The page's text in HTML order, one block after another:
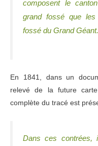
composent le
grand fossé que
fossé du Grand Géant.
En 1841, dans un
relevé de la future carte
complète du tracé est
Dans ces contrées,